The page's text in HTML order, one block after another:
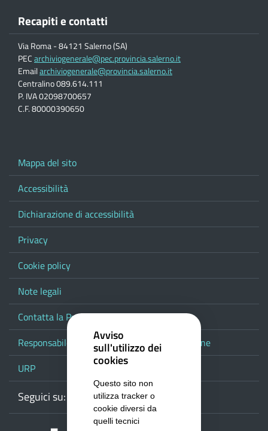
Recapiti e contatti
Via Roma - 84121 Salerno (SA)
PECarchiviogenerale@pec.provincia.salerno.it
Emailarchiviogenerale@provincia.salerno.it
Centralino 089.614.111
P. IVA 02098700657
C.F. 80000390650
Mappa del sito
Accessibilità
Dichiarazione di accessibilità
Privacy
Cookie policy
Note legali
Contatta la Provincia
Responsabile del procedimento di pubblicazione
URP
Seguici su: WebmailFacebook
Youtube
Avviso
sull'utilizzo dei
cookies
Questo sito non
utilizza tracker o
cookie diversi da
quelli tecnici